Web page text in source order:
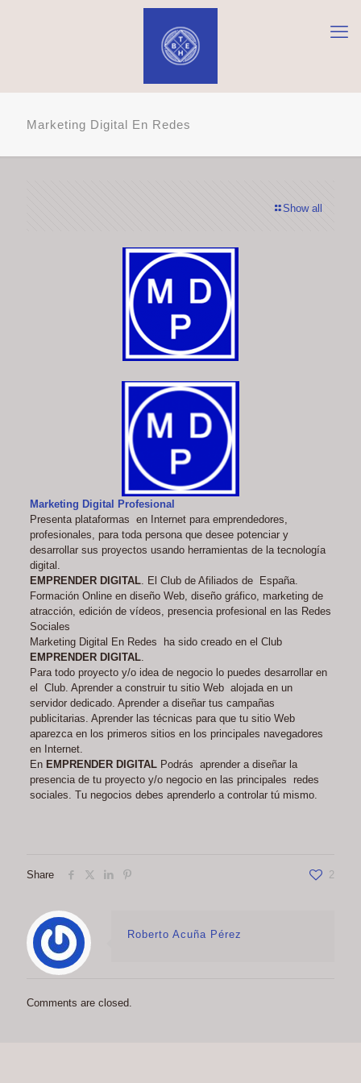
Marketing Digital En Redes
Show all
Marketing Digital Profesional
Presenta plataformas en Internet para emprendedores,
profesionales, para toda persona que desee potenciar y
desarrollar sus proyectos usando herramientas de la tecnología
digital.
EMPRENDER DIGITAL. El Club de Afiliados de España.
Formación Online en diseño Web, diseño gráfico, marketing de
atracción, edición de vídeos, presencia profesional en las Redes
Sociales
Marketing Digital En Redes ha sido creado en el Club
EMPRENDER DIGITAL.
Para todo proyecto y/o idea de negocio lo puedes desarrollar en
el Club. Aprender a construir tu sitio Web alojada en un
servidor dedicado. Aprender a diseñar tus campañas
publicitarias. Aprender las técnicas para que tu sitio Web
aparezca en los primeros sitios en los principales navegadores
en Internet.
En EMPRENDER DIGITALPodrás aprender a diseñar la
presencia de tu proyecto y/o negocio en las principales redes
sociales. Tu negocios debes aprenderlo a controlar tú mismo.
Share 2
Roberto Acuña Pérez
Comments are closed.